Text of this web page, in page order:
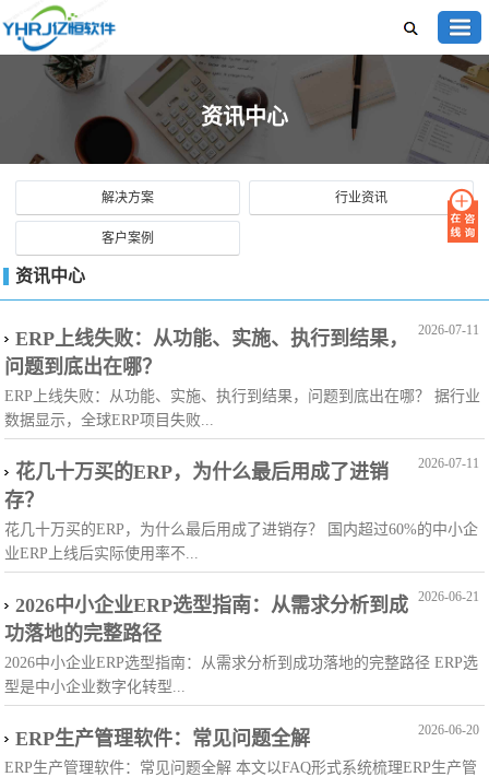
资讯中心
解决方案 行业资讯
客户案例
资讯中心
2026-07-11
ERP上线失败：从功能、实施、执行到结果，
问题到底出在哪？
ERP上线失败：从功能、实施、执行到结果，问题到底出在哪？ 据行业
数据显示，全球ERP项目失败...
2026-07-11
花几十万买的ERP，为什么最后用成了进销
存？
花几十万买的ERP，为什么最后用成了进销存？ 国内超过60%的中小企
业ERP上线后实际使用率不...
2026-06-21
2026中小企业ERP选型指南：从需求分析到成
功落地的完整路径
2026中小企业ERP选型指南：从需求分析到成功落地的完整路径 ERP选
型是中小企业数字化转型...
2026-06-20
ERP生产管理软件：常见问题全解
ERP生产管理软件：常见问题全解 本文以FAQ形式系统梳理ERP生产管